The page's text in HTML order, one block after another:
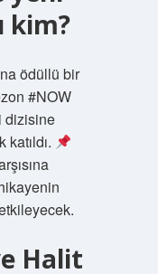
kim?
ödüllü bir
#NOW
dizisine
Halit